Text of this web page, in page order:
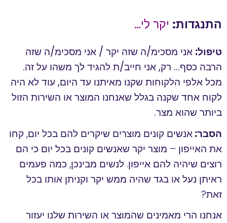
התנגדות: יקר לי…
טיפול: אני מסכימ/ה שזה יקר / אני מסכימ/ה שזה
הרבה כסף… רק, אני חייב/ת להגיד לך משהו על זה.
מכל אלפי הלקוחות שקנו מאיתנו עד היום, עוד לא היה
לקוח אחד שקנה בגלל שאנחנו המוצר או השירות הזול
ביותר שהוא מצר.
הסבר:אנשים קונים מוצרים שיקרים להם בכל יום, קחו
את האייפון – מוצר יקר שאנשים קונים בכל יום כי הם
רוצים שיהיה להם אייפון. לנשים מבינכן, כמה פעמים
ראיתן נעל או בגד שהיה ממש יקר וקניתן אותו בכל
זאת?
אנחנו הרי מאמינים שהמוצר או השירות שלנו יעזור